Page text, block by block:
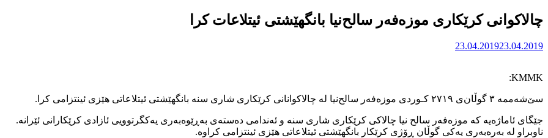
چالاکوانی کرێکاری موزەفەر سالح‌نیا بانگهێشتی ئیتلاعات کرا
23.04.201923.04.2019
KMMK:
سێ‌شەممە ۳ گوڵان‌ی ۲۷۱۹ کـوردی موزەفەر سالح‌نیا لە چالاکوانانی کرێکاری شاری سنە بانگهێشتی ئیتلاعاتی هێزی ئینتزامی کرا.
جێگای ئاماژەیە کە موزەفەر سالح نیا چالاکی کرێکاری شاری سنە و ئەندامی دەستەی بەڕێوەبەری یەکگرتوویی ئازادی کرێکارانی ئێرانە.
ناوبراو لە بەرەبەری یەکی گوڵان ڕۆژی کرێکار بانگهێشتی ئیتلاعاتی هێزی ئینتزامی کراوە.